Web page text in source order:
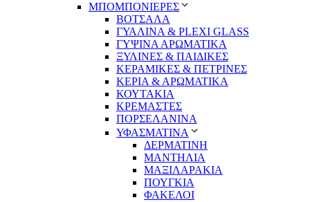
ΜΠΟΜΠΟΝΙΕΡΕΣ
ΒΟΤΣΑΛΑ
ΓΥΑΛΙΝΑ & PLEXI GLASS
ΓΥΨΙΝΑ ΑΡΩΜΑΤΙΚΑ
ΞΥΛΙΝΕΣ & ΠΑΙΔΙΚΕΣ
ΚΕΡΑΜΙΚΕΣ & ΠΕΤΡΙΝΕΣ
ΚΕΡΙΑ & ΑΡΩΜΑΤΙΚΑ
ΚΟΥΤΑΚΙΑ
ΚΡΕΜΑΣΤΕΣ
ΠΟΡΣΕΛΑΝΙΝΑ
ΥΦΑΣΜΑΤΙΝA
ΔΕΡΜΑΤΙΝΗ
ΜΑΝΤΗΛΙΑ
ΜΑΞΙΛΑΡΑΚΙΑ
ΠΟΥΓΚΙΑ
ΦΑΚΕΛΟΙ